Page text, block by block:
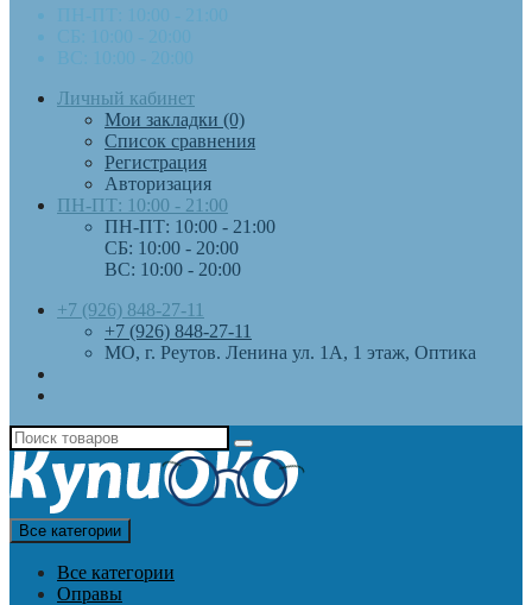
Личный кабинет
Мои закладки (0)
Список сравнения
Регистрация
Авторизация
ПН-ПТ: 10:00 - 21:00
ПН-ПТ: 10:00 - 21:00
СБ: 10:00 - 20:00
ВС: 10:00 - 20:00
+7 (926) 848-27-11
+7 (926) 848-27-11
МО, г. Реутов. Ленина ул. 1А, 1 этаж, Оптика
Все категории
Все категории
Оправы